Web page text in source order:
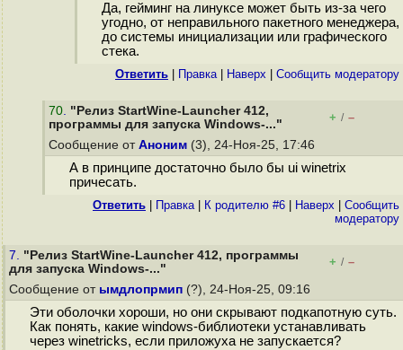
Да, гейминг на линуксе может быть из-за чего
угодно, от неправильного пакетного менеджера,
до системы инициализации или графического
стека.
Ответить Правка| Наверх Cообщить модератору
70. "Релиз StartWine-Launcher 412,
программы для запуска Windows-..."
+ / –
Сообщение от Аноним (3), 24-Ноя-25, 17:46
А в принципе достаточно было бы ui winetrix
причесать.
Ответить Правка| К родителю #6 Наверх
Cообщить
модератору
7. "Релиз StartWine-Launcher 412, программы
для запуска Windows-..."
+ / –
Сообщение от ымдлопрмип (?), 24-Ноя-25, 09:16
Эти оболочки хороши, но они скрывают подкапотную суть.
Как понять, какие windows-библиотеки устанавливать
через winetricks, если приложуха не запускается?